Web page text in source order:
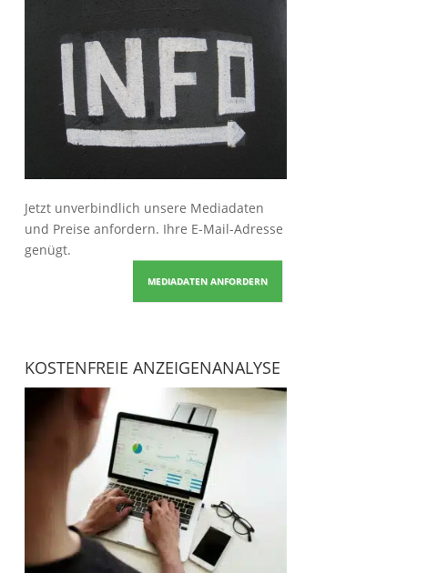
Jetzt unverbindlich unsere Mediadaten
und Preise anfordern. Ihre E-Mail-Adresse
genügt.
MEDIADATEN ANFORDERN
KOSTENFREIE ANZEIGENANALYSE